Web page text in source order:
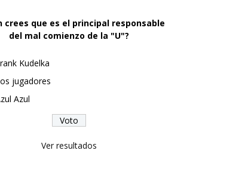
crees que es el principal responsable
del mal comienzo de la "U"?
Kudelka
jugadores
Azul
Ver resultados